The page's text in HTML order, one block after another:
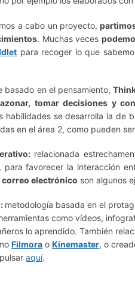
a cabo un proyecto,
. Muchas veces
para recoger lo que
basado en el pensamiento,
tomar decisiones y
habilidades se desarrolla la de
en el área 2, como pueden
relacionada
para favorecer la interacción
correo electrónico son algunos
metodología basada en el
como vídeos,
lo aprendido. También
Filmora oKinemaster, o
aquí.